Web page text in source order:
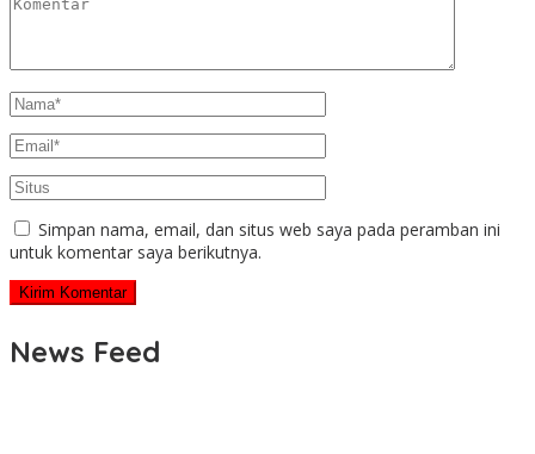
Simpan nama, email, dan situs web saya pada peramban ini
untuk komentar saya berikutnya.
News Feed